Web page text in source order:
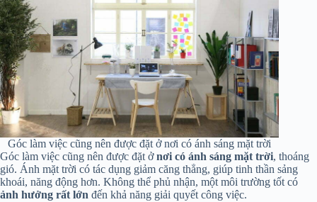
Góc làm việc cũng nên được đặt ở nơi có ánh sáng mặt trời
Góc làm việc cũng nên được đặt ởnơi có ánh sáng mặt trời, thoáng
gió. Ánh mặt trời có tác dụng giảm căng thẳng, giúp tinh thần sảng
khoái, năng động hơn. Không thể phủ nhận, một môi trường tốt có
ảnh hưởng rất lớn đến khả năng giải quyết công việc.